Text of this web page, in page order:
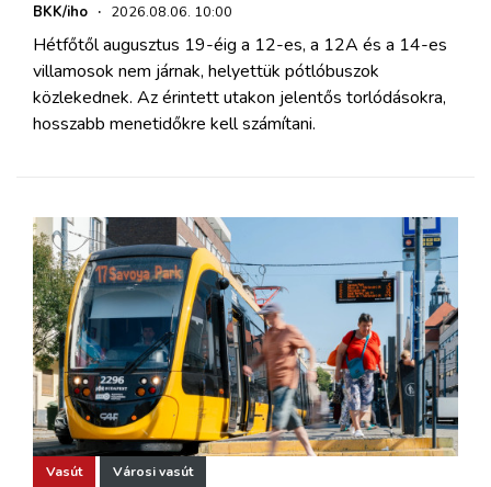
BKK/iho · 2026.08.06. 10:00
Hétfőtől augusztus 19-éig a 12-es, a 12A és a 14-es
villamosok nem járnak, helyettük pótlóbuszok
közlekednek. Az érintett utakon jelentős torlódásokra,
hosszabb menetidőkre kell számítani.
Vasút Városi vasút